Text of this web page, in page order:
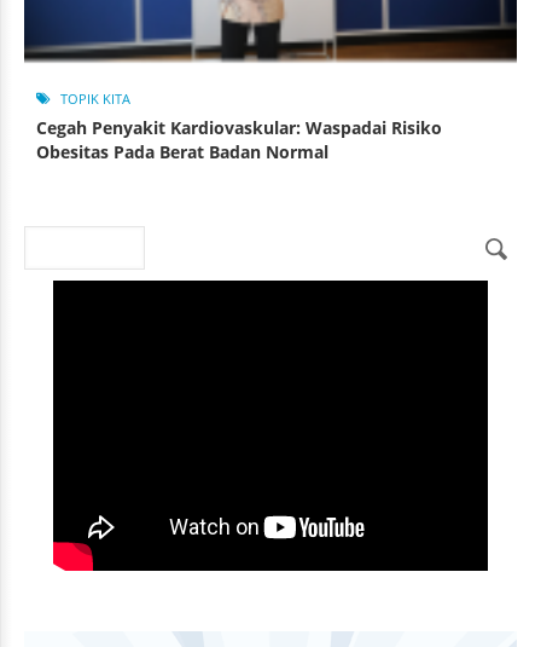
TOPIK KITA
Cegah Penyakit Kardiovaskular: Waspadai Risiko
Obesitas Pada Berat Badan Normal
Search form